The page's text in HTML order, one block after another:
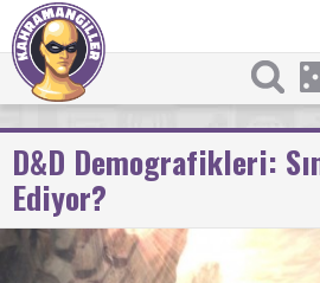
D&D Demografikleri:
Ediyor?